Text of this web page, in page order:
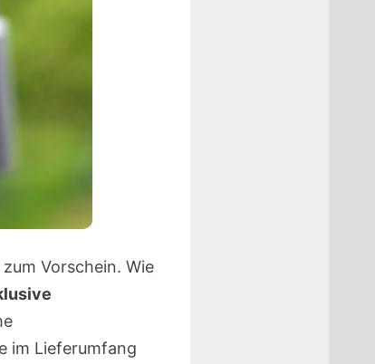
Vorschein. Wie
im Lieferumfang